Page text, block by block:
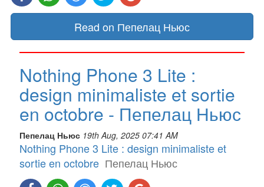
Read on Пепелац Ньюс
Nothing Phone 3 Lite :
design minimaliste et sortie
en octobre - Пепелац Ньюс
Пепелац Ньюс 19th Aug, 2025 07:41 AM
Nothing Phone 3 Lite : design minimaliste et
sortie en octobre Пепелац Ньюс